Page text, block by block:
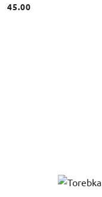
Cena:
45.00